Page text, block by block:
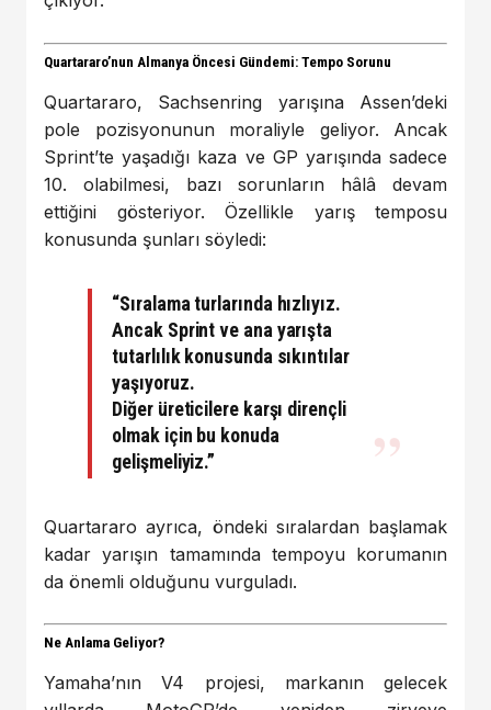
Quartararo’nun Almanya Öncesi Gündemi: Tempo Sorunu
Quartararo, Sachsenring yarışına Assen’deki
pole pozisyonunun moraliyle geliyor. Ancak
Sprint’te yaşadığı kaza ve GP yarışında sadece
10. olabilmesi, bazı sorunların hâlâ devam
ettiğini gösteriyor. Özellikle yarış temposu
konusunda şunları söyledi:
“Sıralama turlarında hızlıyız.
Ancak Sprint ve ana yarışta
tutarlılık konusunda sıkıntılar
yaşıyoruz.
Diğer üreticilere karşı dirençli
olmak için bu konuda
gelişmeliyiz.”
Quartararo ayrıca, öndeki sıralardan başlamak
kadar yarışın tamamında tempoyu korumanın
da önemli olduğunu vurguladı.
Ne Anlama Geliyor?
Yamaha’nın V4 projesi, markanın gelecek